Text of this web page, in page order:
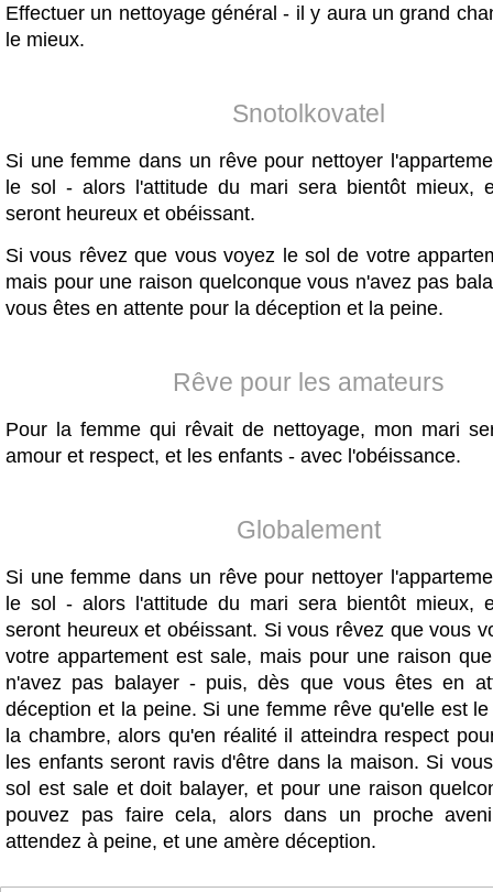
Effectuer un nettoyage général - il y aura un grand
le mieux.
Snotolkovatel
Si une femme dans un rêve pour nettoyer
le sol - alors l'attitude du mari sera bientôt mieux,
seront heureux et obéissant.
Si vous rêvez que vous voyez le sol de votre
mais pour une raison quelconque vous n'avez pas
vous êtes en attente pour la déception et la peine.
Rêve pour les amateurs
Pour la femme qui rêvait de nettoyage, mon mari
amour et respect, et les enfants - avec l'obéissance.
Globalement
Si une femme dans un rêve pour nettoyer
le sol - alors l'attitude du mari sera bientôt mieux,
seront heureux et obéissant. Si vous rêvez que vous
votre appartement est sale, mais pour une raison
n'avez pas balayer - puis, dès que vous êtes en
déception et la peine. Si une femme rêve qu'elle est
la chambre, alors qu'en réalité il atteindra respect
les enfants seront ravis d'être dans la maison. Si
sol est sale et doit balayer, et pour une raison
pouvez pas faire cela, alors dans un proche
attendez à peine, et une amère déception.